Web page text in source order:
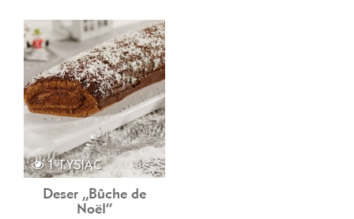
1 TYSIĄC
Deser „Bûche de
Noël”